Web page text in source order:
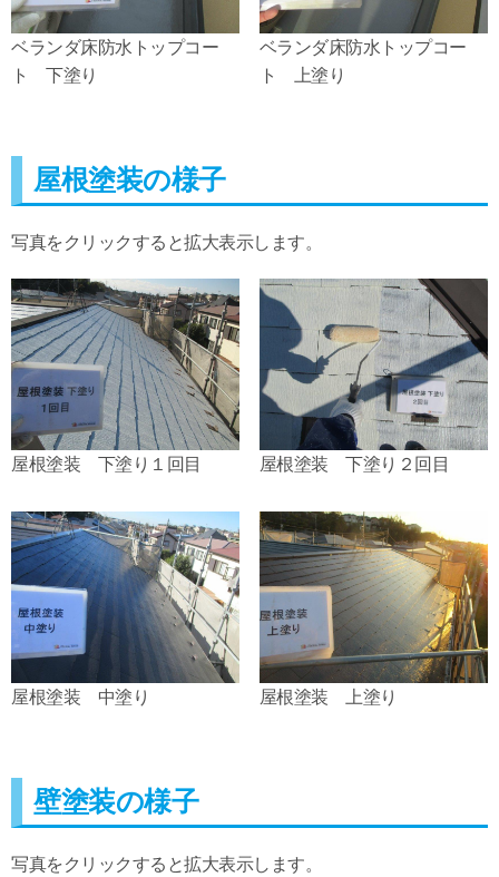
ベランダ床防水トップコー
ト 下塗り
ベランダ床防水トップコー
ト 上塗り
屋根塗装の様子
写真をクリックすると拡大表示します。
屋根塗装 下塗り１回目 屋根塗装 下塗り２回目
屋根塗装 中塗り 屋根塗装 上塗り
壁塗装の様子
写真をクリックすると拡大表示します。